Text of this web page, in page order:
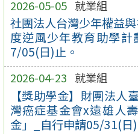
2026-05-05 就業組
社團法人台灣少年權益
度逆風少年教育助學
7/05(日)止。
2026-04-23 就業組
【獎助學金】財團法人
灣癌症基金會x遠雄人
金」_自行申請05/31(日